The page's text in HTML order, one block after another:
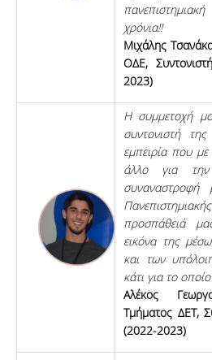
χρόνια!!
Μιχάλης
ΟΔΕ,
2023)
Η συμμετοχή
συντονιστή
εμπειρία που
άλλο για
συναναστροφή
προσπάθειά
εικόνα της
και των
κάτι για το
Αλέκος
Τμήματος ΔΕΤ,
(2022-2023)